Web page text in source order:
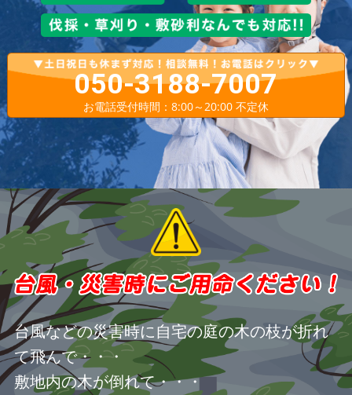
050-3188-7007
お電話受付時間：8:00～20:00 不定休
台風などの災害時に自宅の庭の木の枝が折れ
て飛んで・・・
敷地内の木が倒れて・・・